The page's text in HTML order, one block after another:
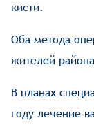
кисти.
Оба метода
жителей
В планах
году лечение